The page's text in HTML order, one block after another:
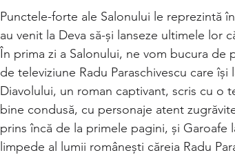
Punctele-forte ale Salonului le reprezintă
au venit la Deva să-și lanseze ultimele lor
În prima zi a Salonului, ne vom bucura
de televiziune Radu Paraschivescu care
Diavolului, un roman captivant, scris cu o
bine condusă, cu personaje atent
prins încă de la primele pagini, și
limpede al lumii românești căreia Radu